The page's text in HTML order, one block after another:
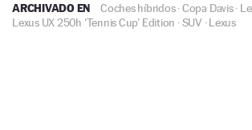
ARCHIVADO EN Coches híbridos·Copa Davis·
Lexus UX 250h ‘Tennis Cup’ Edition ·SUV ·Lexus